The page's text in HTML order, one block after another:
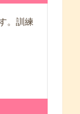
。訓練